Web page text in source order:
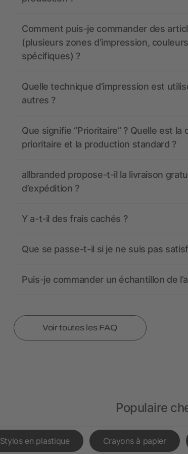
Comment puis-je commander des
(plusieurs zones d’impression,
spécifiques) ?
Quelle technique d’impression est
autres ?
Que signifie “Prioritaire” ? Quelle est
prioritaire et la production standard ?
allbranded propose-t-il la livraison
d’expédition ?
Y a-t-il des frais cachés ?
Que se passe-t-il si je ne suis pas
Puis-je commander un échantillon de
Voir toutes les FAQ
Populaire
Stylos en plastique Crayons à papier